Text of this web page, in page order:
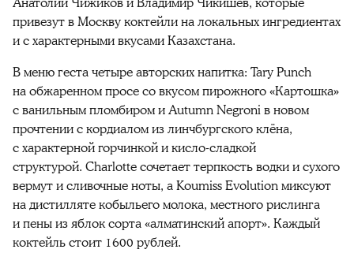
привезут в Москву коктейли на локальных ингредиентах
и с характерными вкусами Казахстана.
В меню геста четыре авторских напитка: Tary Punch
на обжаренном просе со вкусом пирожного «Картошка»
с ванильным пломбиром и Autumn Negroni в новом
прочтении с кордиалом из линчбургского клёна,
с характерной горчинкой и кисло-сладкой
структурой. Charlotteсочетает терпкость водки и сухого
вермут и сливочные ноты, а Koumiss Evolution миксуют
на дистилляте кобыльего молока, местного рислинга
и пены из яблок сорта «алматинский апорт». Каждый
коктейль стоит 1600 рублей.